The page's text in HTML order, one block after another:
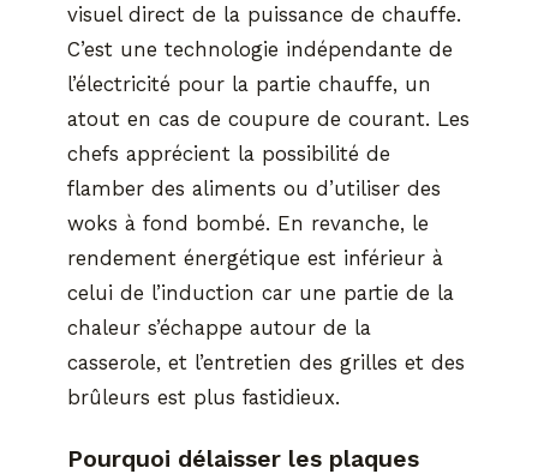
visuel direct de la puissance de chauffe.
C’est une technologie indépendante de
l’électricité pour la partie chauffe, un
atout en cas de coupure de courant. Les
chefs apprécient la possibilité de
flamber des aliments ou d’utiliser des
woks à fond bombé. En revanche, le
rendement énergétique est inférieur à
celui de l’induction car une partie de la
chaleur s’échappe autour de la
casserole, et l’entretien des grilles et des
brûleurs est plus fastidieux.
Pourquoi délaisser les plaques